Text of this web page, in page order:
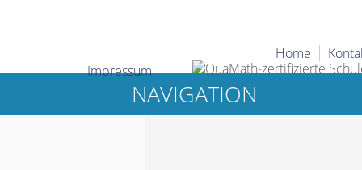
Home
Impressum
NAVIGATION